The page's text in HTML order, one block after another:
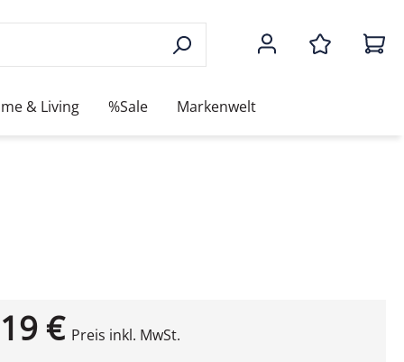
& Living %Sale Markenwelt
€ Preis inkl. MwSt.